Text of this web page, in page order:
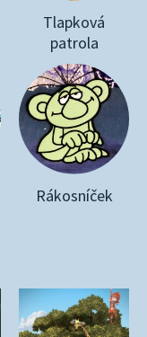
Tlapková
patrola
Rákosníček